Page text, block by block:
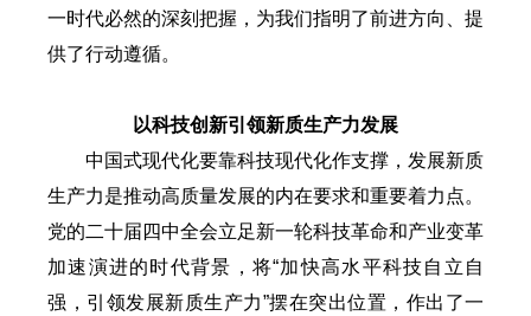
一时代必然的深刻把握，为我们指明了前进方向、提
供了行动遵循。
以科技创新引领新质生产力发展
中国式现代化要靠科技现代化作支撑，发展新质
生产力是推动高质量发展的内在要求和重要着力点。
党的二十届四中全会立足新一轮科技革命和产业变革
加速演进的时代背景，将“加快高水平科技自立自
强，引领发展新质生产力”摆在突出位置，作出了一